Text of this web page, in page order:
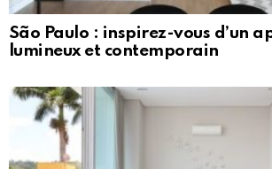
São Paulo : inspirez-vous d’un
lumineux et contemporain